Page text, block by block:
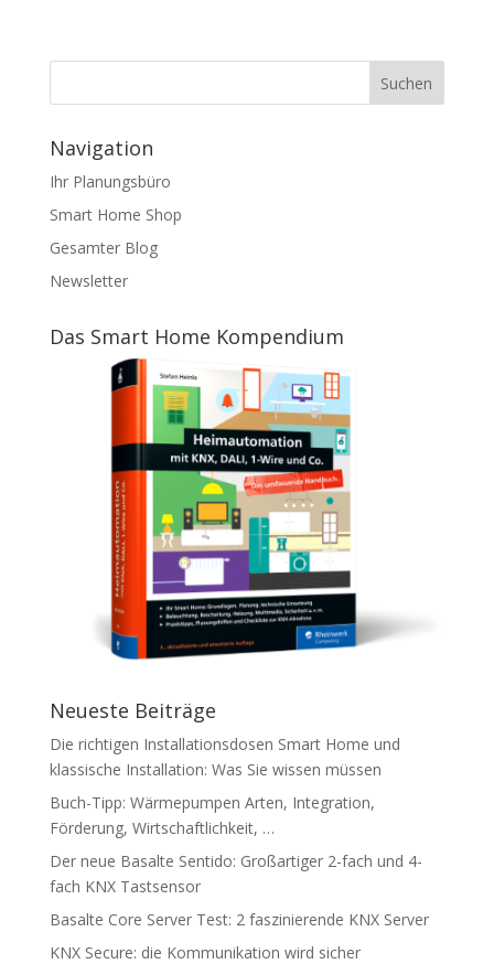
Navigation
Ihr Planungsbüro
Smart Home Shop
Gesamter Blog
Newsletter
Das Smart Home Kompendium
Neueste Beiträge
Die richtigen Installationsdosen Smart Home und
klassische Installation: Was Sie wissen müssen
Buch-Tipp: Wärmepumpen Arten, Integration,
Förderung, Wirtschaftlichkeit, …
Der neue Basalte Sentido: Großartiger 2-fach und 4-
fach KNX Tastsensor
Basalte Core Server Test: 2 faszinierende KNX Server
KNX Secure: die Kommunikation wird sicher